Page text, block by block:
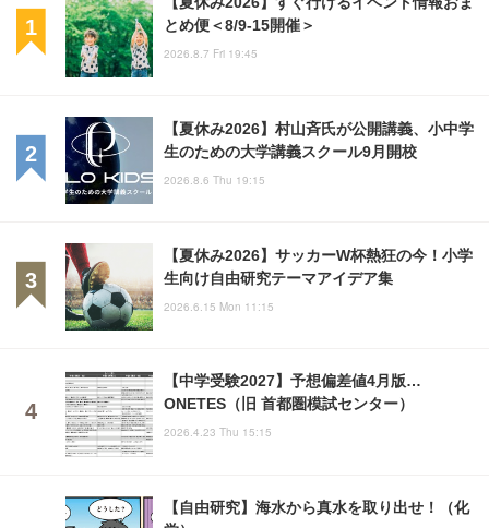
とめ便＜8/9-15開催＞
2026.8.7 Fri 19:45
【夏休み2026】村山斉氏が公開講義、小中学
生のための大学講義スクール9月開校
2026.8.6 Thu 19:15
【夏休み2026】サッカーW杯熱狂の今！小学
生向け自由研究テーマアイデア集
2026.6.15 Mon 11:15
【中学受験2027】予想偏差値4月版…
ONETES（旧 首都圏模試センター）
2026.4.23 Thu 15:15
【自由研究】海水から真水を取り出せ！（化